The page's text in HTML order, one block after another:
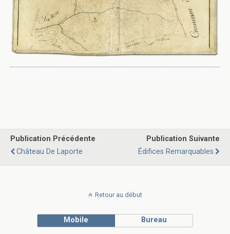
Publication Précédente
Château De Laporte
Publication Suivante
Édifices Remarquables
Retour au début
Mobile Bureau